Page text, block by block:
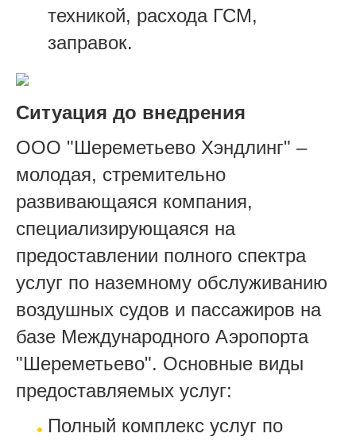
техникой, расхода ГСМ,
заправок.
Ситуация до внедрения
ООО "Шереметьево Хэндлинг" –
молодая, стремительно
развивающаяся компания,
специализирующаяся на
предоставлении полного спектра
услуг по наземному обслуживанию
воздушных судов и пассажиров на
базе Международного Аэропорта
"Шереметьево". Основные виды
предоставляемых услуг:
Полный комплекс услуг по